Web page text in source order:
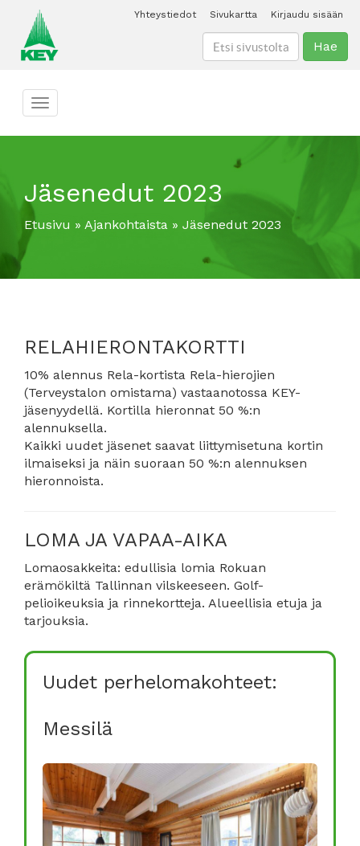
Yhteystiedot Sivukartta Kirjaudu sisään
Hae
Toggle navigation
Jäsenedut 2023
Etusivu » Ajankohtaista » Jäsenedut 2023
RELAHIERONTAKORTTI
10% alennus Rela-kortista Rela-hierojien
(Terveystalon omistama) vastaanotossa KEY-
jäsenyydellä. Kortilla hieronnat 50 %:n
alennuksella.
Kaikki uudet jäsenet saavat liittymisetuna kortin
ilmaiseksi ja näin suoraan 50 %:n alennuksen
hieronnoista.
LOMA JA VAPAA-AIKA
Lomaosakkeita: edullisia lomia Rokuan
erämökiltä Tallinnan vilskeeseen. Golf-
pelioikeuksia ja rinnekortteja. Alueellisia etuja ja
tarjouksia.
Uudet perhelomakohteet:
Messilä